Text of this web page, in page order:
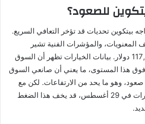
للصعود؟
بيتكوين تحديات قد تؤخر التعافي السريع.
المعنويات، والمؤشرات الفنية تشير
لمقاومة قوية عند 117,000 دولار. بيانات الخيارات تظهر أن السوق
هذا المستوى، ما يعني أن صانعي السوق
وهو ما يحد من الارتفاعات. لكن مع
اقتراب انتهاء عقود خيارات في 29 أغسطس، قد يخف هذا الضغط